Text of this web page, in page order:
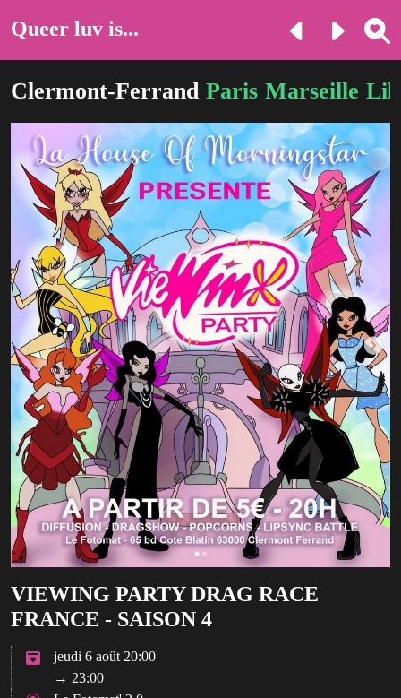
Queer luv is...
Clermont-Ferrand Paris Marseille
VIEWING PARTY DRAG RACE
FRANCE - SAISON 4
jeudi 6 août 20:00
→ 23:00